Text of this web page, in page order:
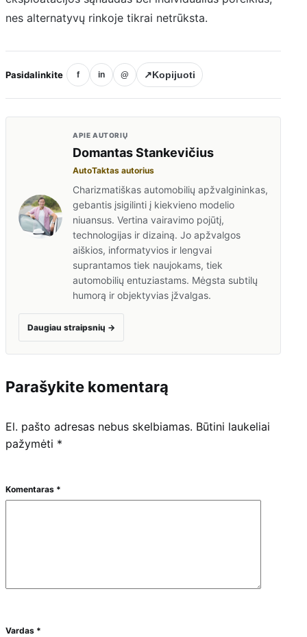
nes alternatyvų rinkoje tikrai netrūksta.
Pasidalinkite f in @ ↗Kopijuoti
APIE AUTORIŲ
Domantas Stankevičius
AutoTaktas autorius
Charizmatiškas automobilių apžvalgininkas,
gebantis įsigilinti į kiekvieno modelio
niuansus. Vertina vairavimo pojūtį,
technologijas ir dizainą. Jo apžvalgos
aiškios, informatyvios ir lengvai
suprantamos tiek naujokams, tiek
automobilių entuziastams. Mėgsta subtilų
humorą ir objektyvias įžvalgas.
Daugiau straipsnių →
Parašykite komentarą
El. pašto adresas nebus skelbiamas. Būtini laukeliai
pažymėti *
Komentaras *
Vardas *